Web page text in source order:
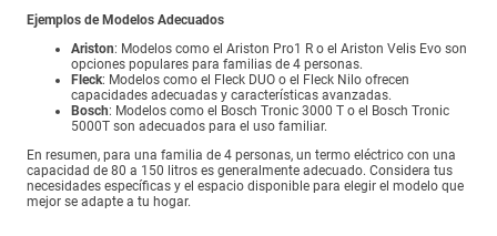
Ejemplos de Modelos Adecuados
Ariston: Modelos como el Ariston Pro1 R o el Ariston Velis Evo son
opciones populares para familias de 4 personas.
Fleck: Modelos como el Fleck DUO o el Fleck Nilo ofrecen
capacidades adecuadas y características avanzadas.
Bosch: Modelos como el Bosch Tronic 3000 T o el Bosch Tronic
5000T son adecuados para el uso familiar.
En resumen, para una familia de 4 personas, un termo eléctrico con una
capacidad de 80 a 150 litros es generalmente adecuado. Considera tus
necesidades específicas y el espacio disponible para elegir el modelo que
mejor se adapte a tu hogar.